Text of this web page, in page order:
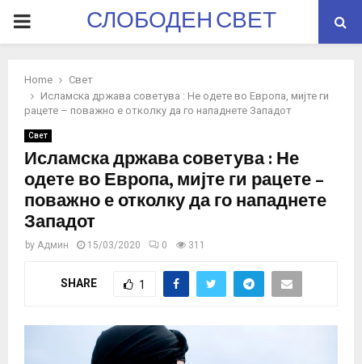
PRIMARYСЛОБОДЕН СВЕТ
Home
Свет
Исламска држава советува : Не одете во Европа, мијте ги
рацете – поважно е отколку да го нападнете Западот
Свет
Исламска држава советува : Не
одете во Европа, мијте ги рацете –
поважно е отколку да го нападнете
Западот
by Админ 15/03/2020 0 311
SHARE 1